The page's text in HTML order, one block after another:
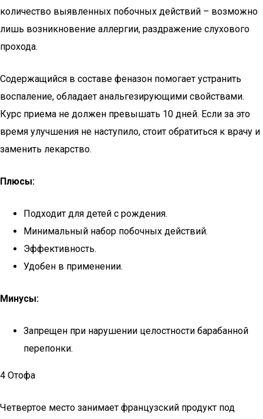
количество выявленных побочных действий – возможно
лишь возникновение аллергии, раздражение слухового
прохода.
Содержащийся в составе феназон помогает устранить
воспаление, обладает анальгезирующими свойствами.
Курс приема не должен превышать 10 дней. Если за это
время улучшения не наступило, стоит обратиться к врачу и
заменить лекарство.
Плюсы:
Подходит для детей с рождения.
Минимальный набор побочных действий.
Эффективность.
Удобен в применении.
Минусы:
Запрещен при нарушении целостности барабанной
перепонки.
4 Отофа
Четвертое место занимает французский продукт под